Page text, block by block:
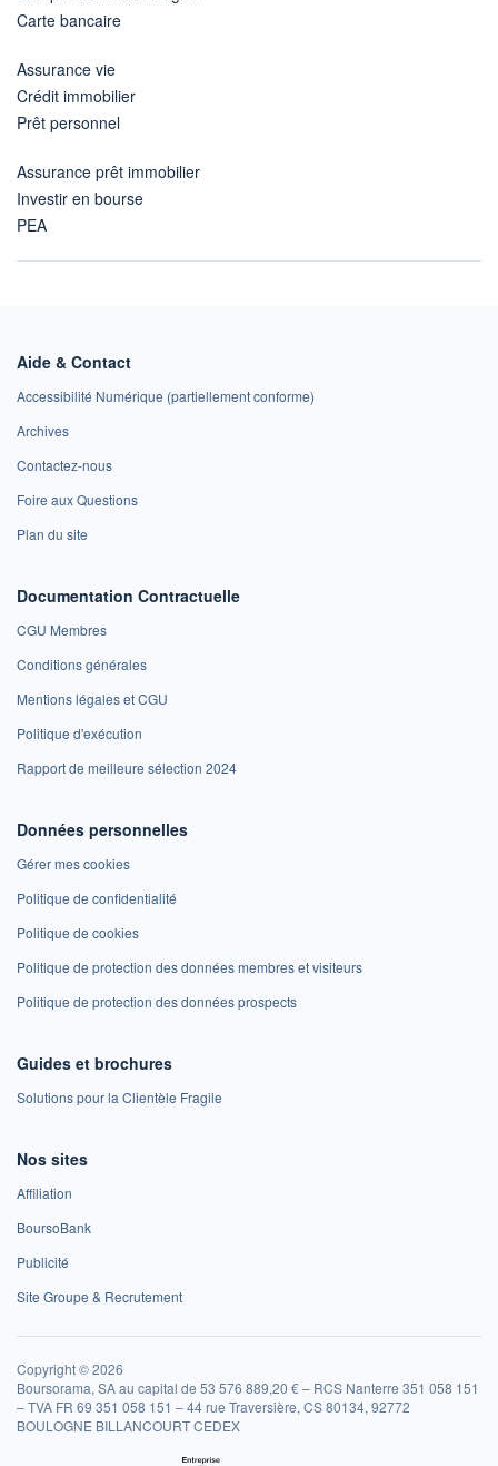
Carte bancaire
Assurance vie
Crédit immobilier
Prêt personnel
Assurance prêt immobilier
Investir en bourse
PEA
Aide & Contact
Accessibilité Numérique (partiellement conforme)
Archives
Contactez-nous
Foire aux Questions
Plan du site
Documentation Contractuelle
CGU Membres
Conditions générales
Mentions légales et CGU
Politique d'exécution
Rapport de meilleure sélection 2024
Données personnelles
Gérer mes cookies
Politique de confidentialité
Politique de cookies
Politique de protection des données membres et visiteurs
Politique de protection des données prospects
Guides et brochures
Solutions pour la Clientèle Fragile
Nos sites
Affiliation
BoursoBank
Publicité
Site Groupe & Recrutement
Copyright © 2026
Boursorama, SA au capital de 53 576 889,20 € – RCS Nanterre 351 058 151
– TVA FR 69 351 058 151 – 44 rue Traversière, CS 80134, 92772
BOULOGNE BILLANCOURT CEDEX